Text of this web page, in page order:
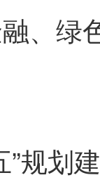
、绿
规划